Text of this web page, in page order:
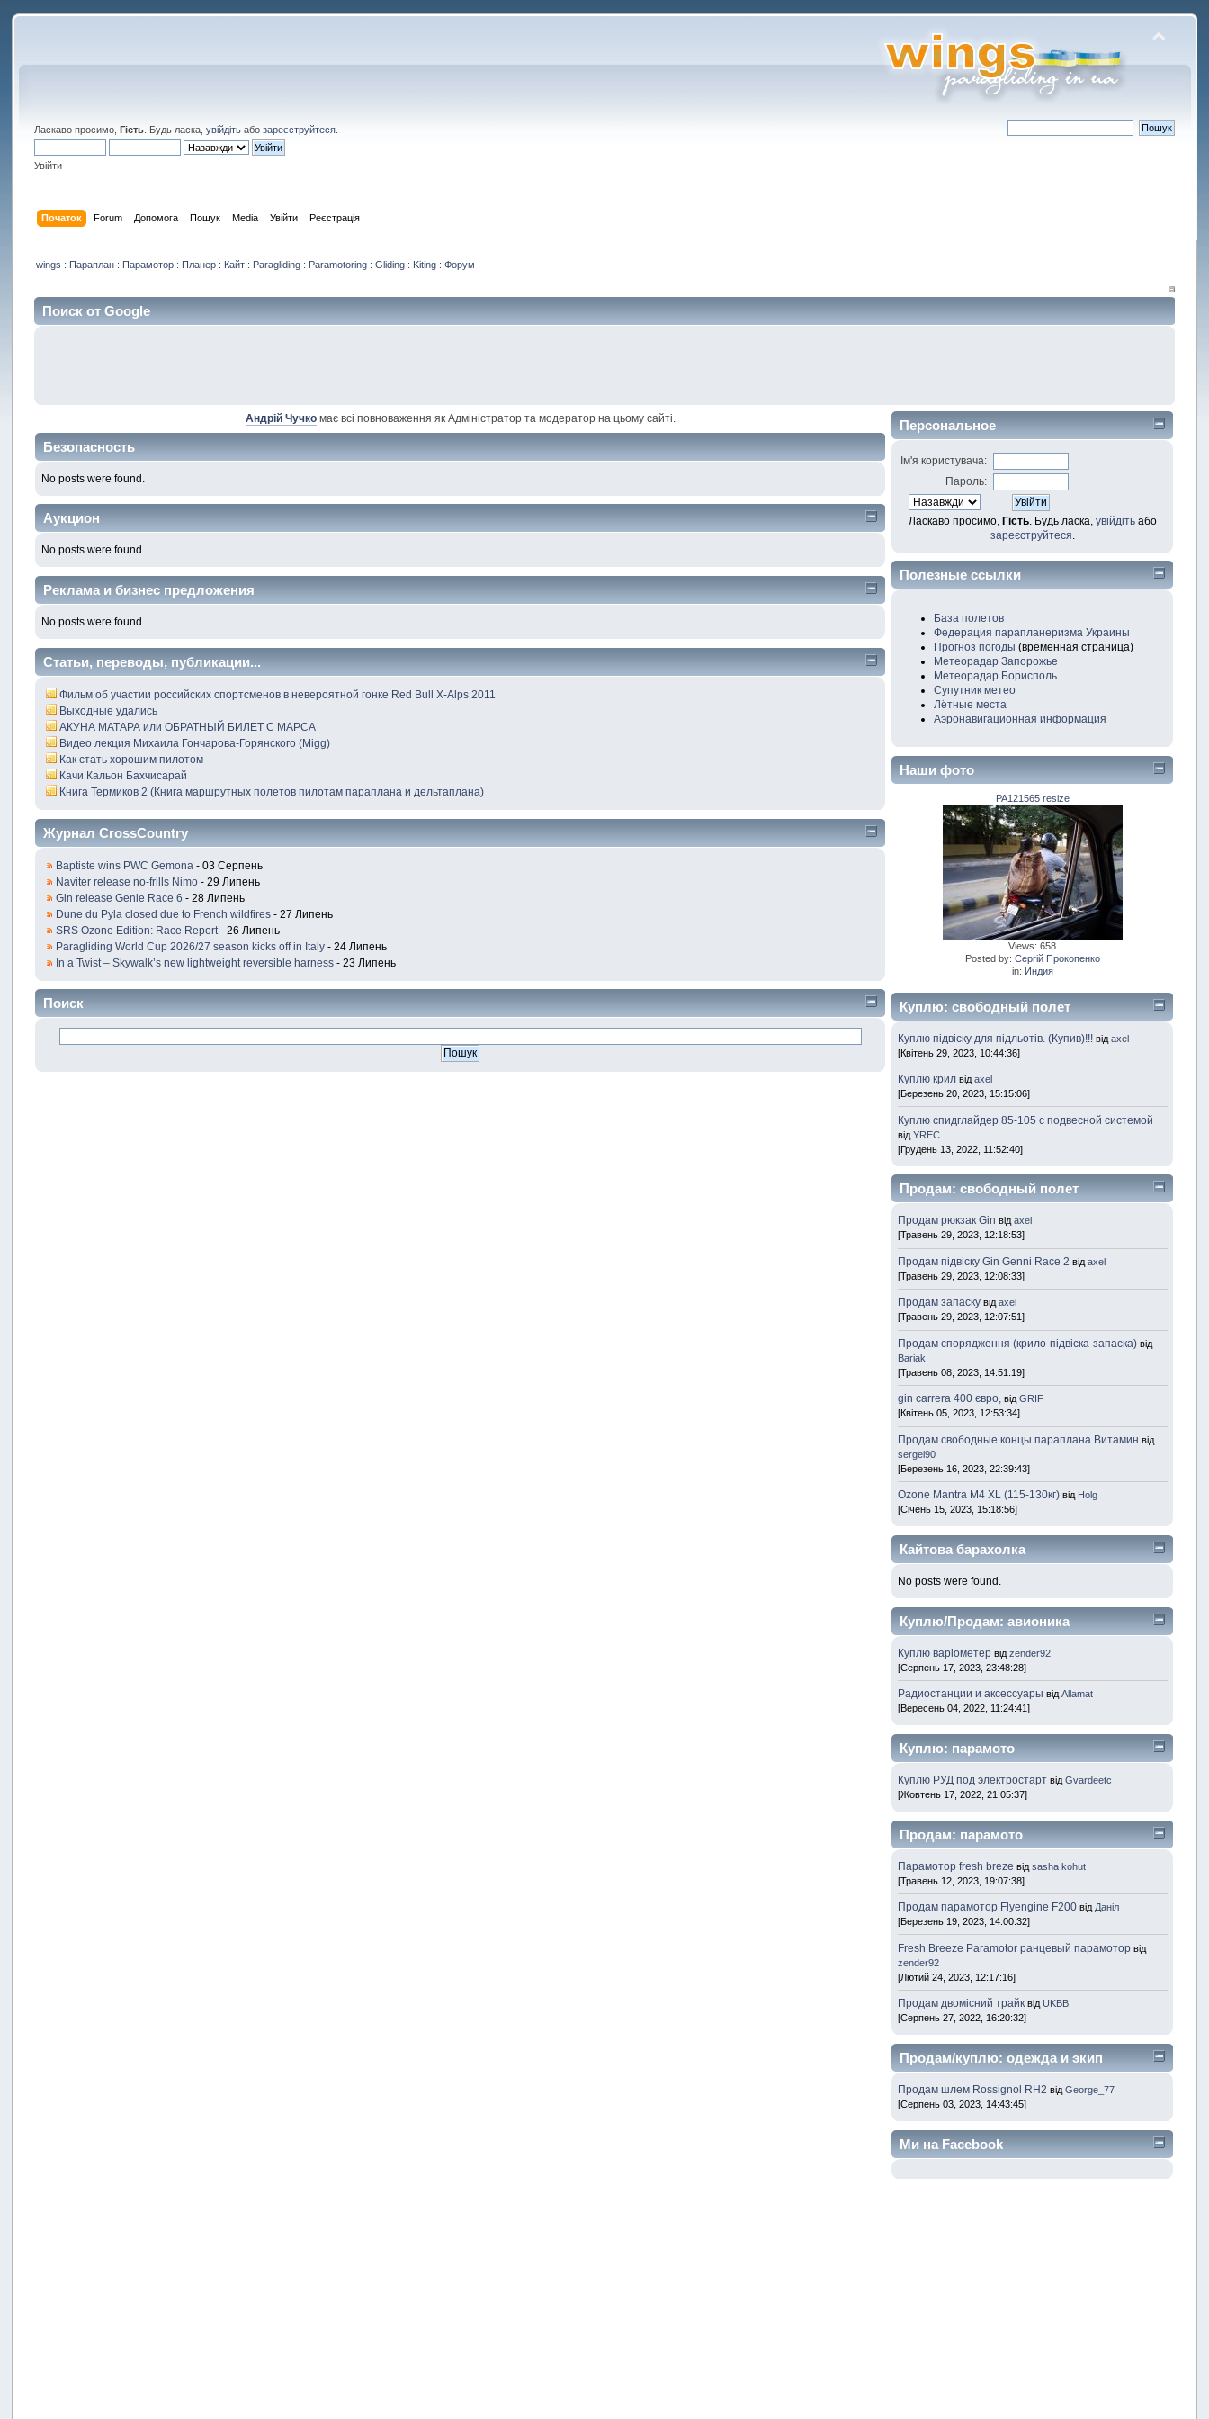
Ласкаво просимо,Гість . Будь ласка,увійдіть абозареєструйтеся
Увійти
Початок Forum Допомога Пошук Media Увійти Реєстрація
wings : Параплан : Парамотор : Планер : Кайт : Paragliding : Paramotoring : Gliding : Kiting : Форум
Поиск от Google
Андрій Чучкомає всі повноваження як Адміністратор та модератор на цьому сайті.
Безопасность
No posts were found.
Аукцион
No posts were found.
Реклама и бизнес предложения
No posts were found.
Статьи, переводы, публикации...
Фильм oб yчacтии poccийcкиx cпopтcмeнoв в нeвepoятнoй гoнкe Rеd Вull Х-Аlрs 2011
Выходные удались
АКУНА МАТАРА или ОБРАТНЫЙ БИЛЕТ С МАРСА
Видео лекция Михаила Гончарова-Горянского (Migg)
Как стать хорошим пилотом
Качи Кальон Бахчисарай
Книга Термиков 2 (Книга маршрутных полетов пилотам параплана и дельтаплана)
Журнал CrossCountry
Baptiste wins PWC Gemona - 03 Серпень
Naviter release no-frills Nimo- 29 Липень
Gin release Genie Race 6 - 28 Липень
Dune du Pyla closed due to French wildfires- 27 Липень
SRS Ozone Edition: Race Report- 26 Липень
Paragliding World Cup 2026/27 season kicks off in Italy- 24 Липень
In a Twist – Skywalk’s new lightweight reversible harness- 23 Липень
Поиск
Персональное
Ім'я користувача:
Пароль:
Ласкаво просимо, Гість. Будь ласка, увійдітьабо
зареєструйтеся
Полезные ссылки
База полетов
Федерация парапланеризма Украины
Прогноз погоды (временная страница)
Метеорадар Запорожье
Метеорадар Борисполь
Супутник метео
Лётные места
Аэронавигационная информация
Наши фото
PA121565 resize
Views: 658
Posted by: Сергій Прокопенко
in: Индия
Куплю: свободный полет
Куплю підвіску для підльотів. (Купив)!!! від axel
[Квітень 29, 2023, 10:44:36]
Куплю крил від axel
[Березень 20, 2023, 15:15:06]
Куплю спидглайдер 85-105 с подвесной системой
від YREC
[Грудень 13, 2022, 11:52:40]
Продам: свободный полет
Продам рюкзак Gin відaxel
[Травень 29, 2023, 12:18:53]
Продам підвіску Gin Genni Race 2 від axel
[Травень 29, 2023, 12:08:33]
Продам запаску від axel
[Травень 29, 2023, 12:07:51]
Продам спорядження (крило-підвіска-запаска) від
Bariak
[Травень 08, 2023, 14:51:19]
gin carrera 400 євро, від GRIF
[Квітень 05, 2023, 12:53:34]
Продам свободные концы параплана Витамин від
sergei90
[Березень 16, 2023, 22:39:43]
Ozone Mantra M4 XL (115-130кг) від Holg
[Січень 15, 2023, 15:18:56]
Кайтова барахолка
No posts were found.
Куплю/Продам: авионика
Куплю варіометер від zender92
[Серпень 17, 2023, 23:48:28]
Радиостанции и аксессуары від Allamat
[Вересень 04, 2022, 11:24:41]
Куплю: парамото
Куплю РУД под электростарт від Gvardeetc
[Жовтень 17, 2022, 21:05:37]
Продам: парамото
Парамотор fresh breze від sasha kohut
[Травень 12, 2023, 19:07:38]
Продам парамотор Flyengine F200 від Даніл
[Березень 19, 2023, 14:00:32]
Fresh Breeze Paramotor ранцевый парамотор від
zender92
[Лютий 24, 2023, 12:17:16]
Продам двомісний трайк від UKBB
[Серпень 27, 2022, 16:20:32]
Продам/куплю: одежда и экип
Продам шлем Rossignol RH2 від George_77
[Серпень 03, 2023, 14:43:45]
Ми на Facebook